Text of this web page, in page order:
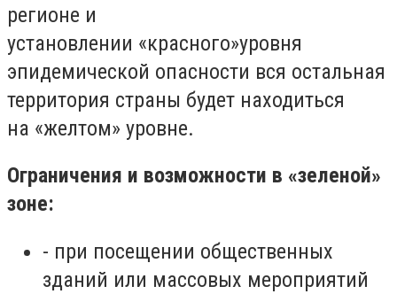
регионе и
установлении «красного»уровня
эпидемической опасности вся остальная
территория страны будет находиться
на «желтом» уровне.
Ограничения и возможности в «зеленой»
зоне:
- при посещении общественных
зданий или массовых мероприятий